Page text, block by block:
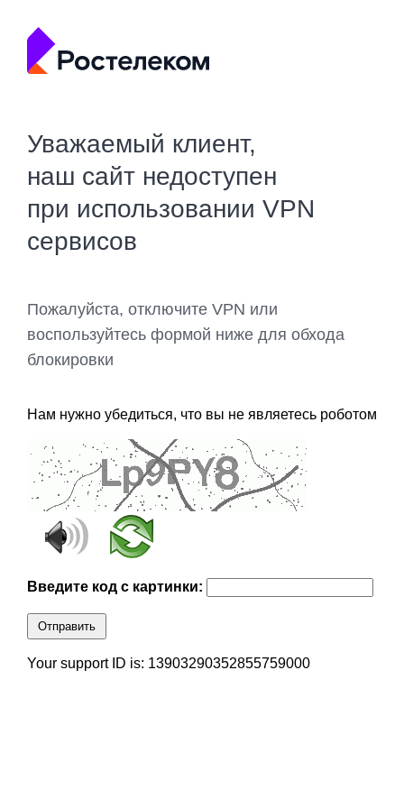
Уважаемый клиент,
наш сайт недоступен
при использовании VPN
сервисов
Пожалуйста, отключите VPN или
воспользуйтесь формой ниже для обхода
блокировки
Нам нужно убедиться, что вы не являетесь роботом
Введите код с картинки:
Отправить
Your support ID is: 13903290352855759000